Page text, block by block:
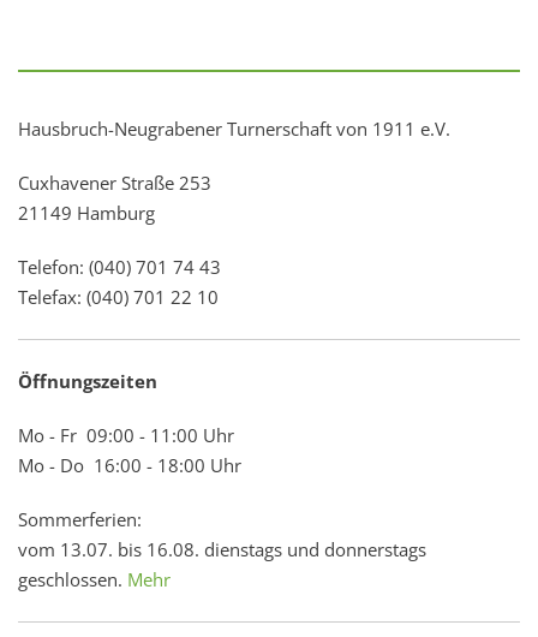
Hausbruch-Neugrabener Turnerschaft von 1911 e.V.
Cuxhavener Straße 253
21149 Hamburg
Telefon: (040) 701 74 43
Telefax: (040) 701 22 10
Öffnungszeiten
Mo - Fr 09:00 - 11:00 Uhr
Mo - Do 16:00 - 18:00 Uhr
Sommerferien:
vom 13.07. bis 16.08. dienstags und donnerstags
geschlossen. Mehr